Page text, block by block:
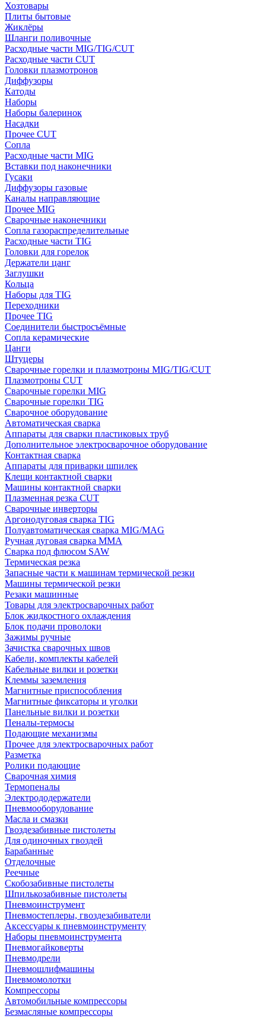
Хозтовары
Плиты бытовые
Жиклёры
Шланги поливочные
Расходные части MIG/TIG/CUT
Расходные части CUT
Головки плазмотронов
Диффузоры
Катоды
Наборы
Наборы балеринок
Насадки
Прочее CUT
Сопла
Расходные части MIG
Вставки под наконечники
Гусаки
Диффузоры газовые
Каналы направляющие
Прочее MIG
Сварочные наконечники
Сопла газораспределительные
Расходные части TIG
Головки для горелок
Держатели цанг
Заглушки
Кольца
Наборы для TIG
Переходники
Прочее TIG
Соединители быстросъёмные
Сопла керамические
Цанги
Штуцеры
Сварочные горелки и плазмотроны MIG/TIG/CUT
Плазмотроны CUT
Сварочные горелки MIG
Сварочные горелки TIG
Сварочное оборудование
Автоматическая сварка
Аппараты для сварки пластиковых труб
Дополнительное электросварочное оборудование
Контактная сварка
Аппараты для приварки шпилек
Клещи контактной сварки
Машины контактной сварки
Плазменная резка CUT
Сварочные инверторы
Аргонодуговая сварка TIG
Полуавтоматическая сварка MIG/MAG
Ручная дуговая сварка MMA
Сварка под флюсом SAW
Термическая резка
Запасные части к машинам термической резки
Машины термической резки
Резаки машинные
Товары для электросварочных работ
Блок жидкостного охлаждения
Блок подачи проволоки
Зажимы ручные
Зачистка сварочных швов
Кабели, комплекты кабелей
Кабельные вилки и розетки
Клеммы заземления
Магнитные приспособления
Магнитные фиксаторы и уголки
Панельные вилки и розетки
Пеналы-термосы
Подающие механизмы
Прочее для электросварочных работ
Разметка
Ролики подающие
Сварочная химия
Термопеналы
Электрододержатели
Пневмооборудование
Масла и смазки
Гвоздезабивные пистолеты
Для одиночных гвоздей
Барабанные
Отделочные
Реечные
Скобозабивные пистолеты
Шпилькозабивные пистолеты
Пневмоинструмент
Пневмостеплеры, гвоздезабиватели
Аксессуары к пневмоинструменту
Наборы пневмоинструмента
Пневмогайковерты
Пневмодрели
Пневмошлифмашины
Пневмомолотки
Компрессоры
Автомобильные компрессоры
Безмасляные компрессоры